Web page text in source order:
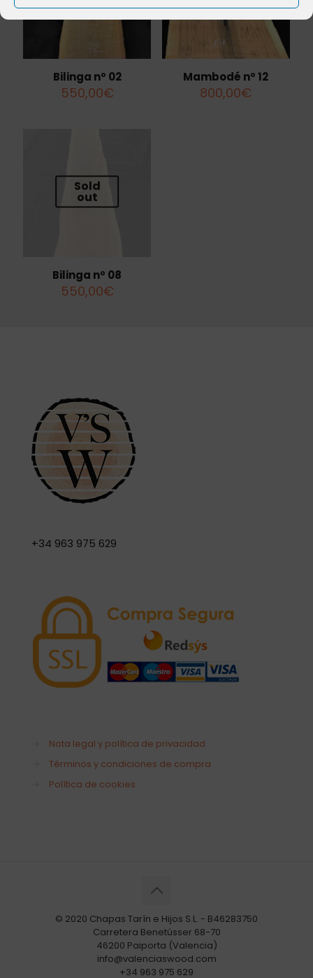
Bilinga nº 02
550,00€
Mambodé nº 12
800,00€
Sold
out
Bilinga nº 08
550,00€
+34 963 975 629
Nota legal y política de privacidad
Términos y condiciones de compra
Política de cookies
© 2020 Chapas Tarín e Hijos S.L. - B46283750
Carretera Benetússer 68-70
46200 Paiporta (Valencia)
info@valenciaswood.com
+34 963 975 629